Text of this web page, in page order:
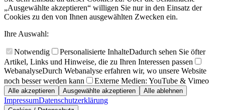
„Ausgewählte akzeptieren“ willigen Sie nur in den Einsatz der
Cookies zu den von Ihnen ausgewählten Zwecken ein.
Ihre Auswahl:
Notwendig Personalisierte InhalteDadurch sehen Sie öfter
Artikel, Links und Hinweise, die zu Ihren Interessen passen
WebanalyseDurch Webanalyse erfahren wir, wo unsere Website
noch besser werden kann
Externe Medien: YouTube & Vimeo
Alle akzeptieren Ausgewählte akzeptieren Alle ablehnen
ImpressumDatenschutzerklärung